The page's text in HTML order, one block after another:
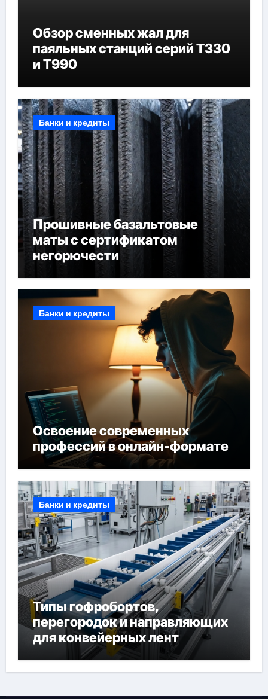
Обзор сменных жал для
паяльных станций серий T330
и T990
Банки и кредиты
Прошивные базальтовые
маты с сертификатом
негорючести
Банки и кредиты
Освоение современных
профессий в онлайн-формате
Банки и кредиты
Типы гофробортов,
перегородок и направляющих
для конвейерных лент